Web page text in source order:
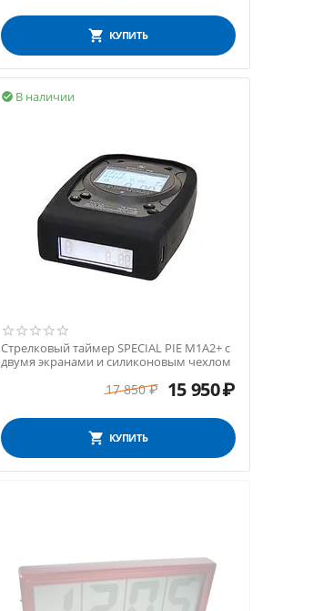
КУПИТЬ
В наличии

Стрелковый таймер SPECIAL PIE M1A2+ с
двумя экранами и силиконовым чехлом
17 850 ₽ 15 950₽
КУПИТЬ